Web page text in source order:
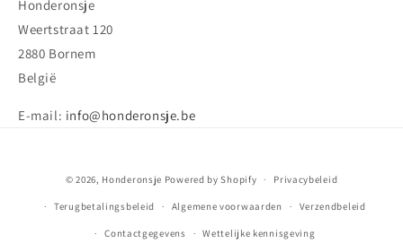
Honderonsje
Weertstraat 120
2880 Bornem
België
E-mail: info@honderonsje.be
© 2026, Honderonsje Powered by Shopify Privacybeleid
Terugbetalingsbeleid Algemene voorwaarden Verzendbeleid
Contactgegevens Wettelijke kennisgeving